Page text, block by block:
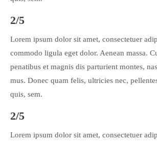
2/5
Lorem ipsum dolor sit amet, consectetuer
commodo ligula eget dolor. Aenean massa.
penatibus et magnis dis parturient montes,
mus. Donec quam felis, ultricies nec,
quis, sem.
2/5
Lorem ipsum dolor sit amet, consectetuer